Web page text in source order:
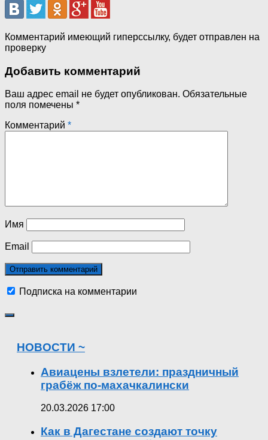
Комментарий имеющий гиперссылку, будет отправлен на
проверку
Добавить комментарий
Ваш адрес email не будет опубликован. Обязательные
поля помечены *
Комментарий *
Имя
Email
Подписка на комментарии
НОВОСТИ ~
Авиацены взлетели: праздничный
грабёж по-махачкалински
20.03.2026 17:00
Как в Дагестане создают точку